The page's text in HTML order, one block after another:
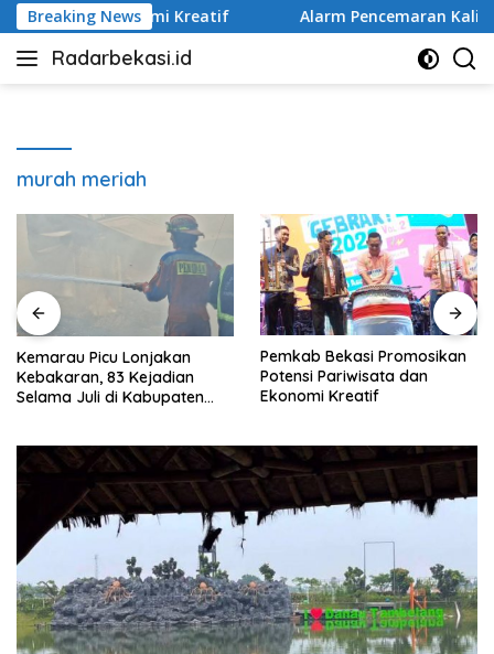
Langsung
ke
konten
Breaking News
dan Ekonomi Kreatif Alarm Pencemaran Kali
Radarbekasi.id
Berita
murah meriah
Kemarau Picu Lonjakan
Kebakaran, 83 Kejadian
Selama Juli di Kabupaten
Pemkab Bekasi Promosikan
Potensi Pariwisata dan
Ekonomi Kreatif